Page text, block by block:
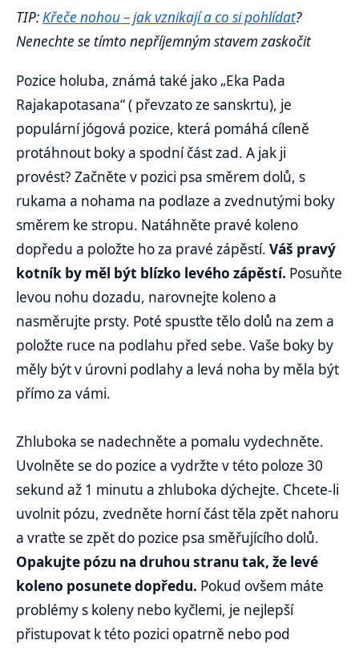
TIP:Křeče nohou – jak vznikají a co si pohlídat?
Nenechte se tímto nepříjemným stavem zaskočit
Pozice holuba, známá také jako „Eka Pada
Rajakapotasana“ ( převzato ze sanskrtu), je
populární jógová pozice, která pomáhá cíleně
protáhnout boky a spodní část zad. A jak ji
provést? Začněte v pozici psa směrem dolů, s
rukama a nohama na podlaze a zvednutými boky
směrem ke stropu. Natáhněte pravé koleno
dopředu a položte ho za pravé zápěstí. Váš pravý
kotník by měl být blízko levého zápěstí. Posuňte
levou nohu dozadu, narovnejte koleno a
nasměrujte prsty. Poté spusťte tělo dolů na zem a
položte ruce na podlahu před sebe. Vaše boky by
měly být v úrovni podlahy a levá noha by měla být
přímo za vámi.
Zhluboka se nadechněte a pomalu vydechněte.
Uvolněte se do pozice a vydržte v této poloze 30
sekund až 1 minutu a zhluboka dýchejte. Chcete-li
uvolnit pózu, zvedněte horní část těla zpět nahoru
a vraťte se zpět do pozice psa směřujícího dolů.
Opakujte pózu na druhou stranu tak, že levé
koleno posunete dopředu. Pokud ovšem máte
problémy s koleny nebo kyčlemi, je nejlepší
přistupovat k této pozici opatrně nebo pod